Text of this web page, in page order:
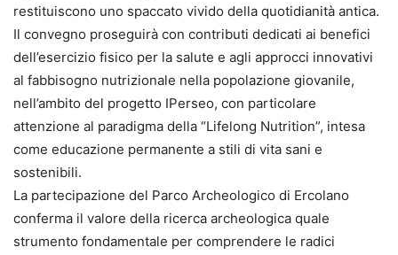
restituiscono uno spaccato vivido della quotidianità antica.
Il convegno proseguirà con contributi dedicati ai benefici
dell’esercizio fisico per la salute e agli approcci innovativi
al fabbisogno nutrizionale nella popolazione giovanile,
nell’ambito del progetto IPerseo, con particolare
attenzione al paradigma della “Lifelong Nutrition”, intesa
come educazione permanente a stili di vita sani e
sostenibili.
La partecipazione del Parco Archeologico di Ercolano
conferma il valore della ricerca archeologica quale
strumento fondamentale per comprendere le radici